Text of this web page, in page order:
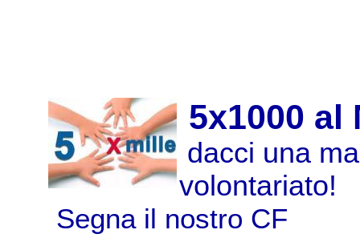
5x1000 al
dacci una
volontariato!
Segna il nostro CF